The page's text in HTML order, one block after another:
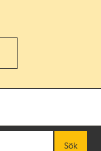
Sök